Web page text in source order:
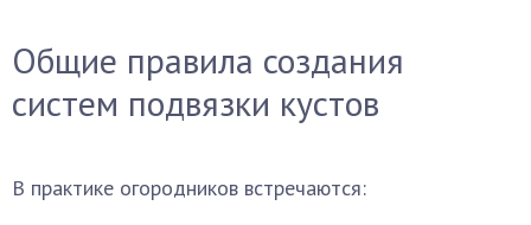
Общие правила создания
систем подвязки кустов
В практике огородников встречаются: